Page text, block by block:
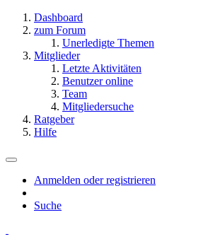
Dashboard
zum Forum
Unerledigte Themen
Mitglieder
Letzte Aktivitäten
Benutzer online
Team
Mitgliedersuche
Ratgeber
Hilfe
Anmelden oder registrieren
Suche